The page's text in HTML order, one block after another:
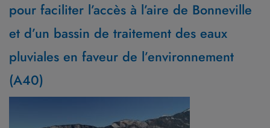
pour faciliter l’accès à l’aire de Bonneville
et d’un bassin de traitement des eaux
pluviales en faveur de l’environnement
(A40)